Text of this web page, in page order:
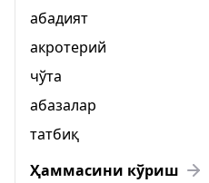
абадият
акротерий
чўта
абазалар
татбиқ
Ҳаммасини кўриш